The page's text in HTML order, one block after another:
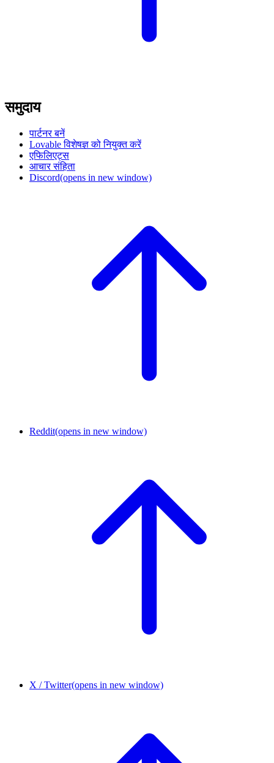
समुदाय
पार्टनर बनें
Lovable विशेषज्ञ को नियुक्त करें
एफिलिएट्स
आचार संहिता
Discord(opens in new window)
Reddit(opens in new window)
X / Twitter(opens in new window)